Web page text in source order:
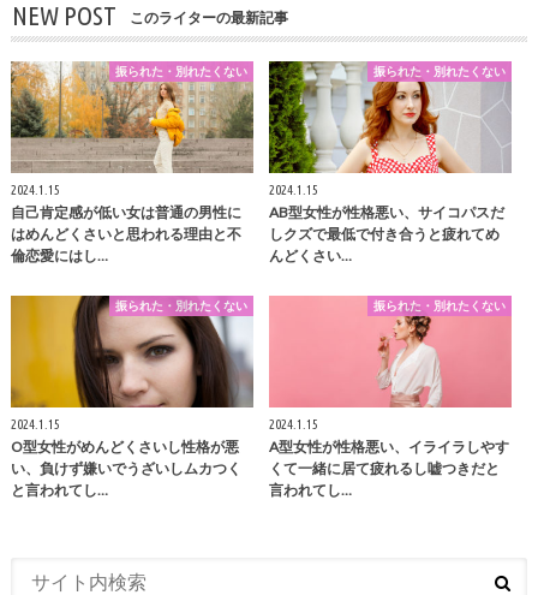
NEW POST このライターの最新記事
振られた・別れたくない
2024.1.15
自己肯定感が低い女は普通の男性に
はめんどくさいと思われる理由と不
倫恋愛にはし…
振られた・別れたくない
2024.1.15
AB型女性が性格悪い、サイコパスだ
しクズで最低で付き合うと疲れてめ
んどくさい…
振られた・別れたくない
2024.1.15
O型女性がめんどくさいし性格が悪
い、負けず嫌いでうざいしムカつく
と言われてし…
振られた・別れたくない
2024.1.15
A型女性が性格悪い、イライラしやす
くて一緒に居て疲れるし嘘つきだと
言われてし…